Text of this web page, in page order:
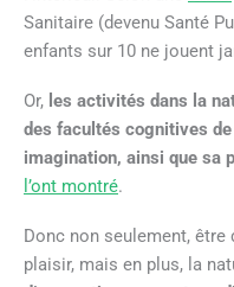
Sanitaire (devenu Santé
enfants sur 10 ne jouent
Or, les activités dans la
des facultés cognitives
imagination, ainsi que sa
l’ont montré.
Donc non seulement, être
plaisir, mais en plus, la